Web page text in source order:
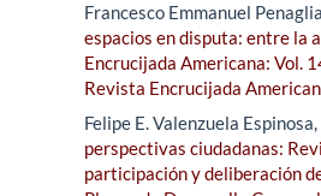
Francesco Emmanuel
espacios en disputa: entre la
Encrucijada Americana: Vol.
Revista Encrucijada
Felipe E. Valenzuela Espinosa,
perspectivas ciudadanas:
participación y deliberación